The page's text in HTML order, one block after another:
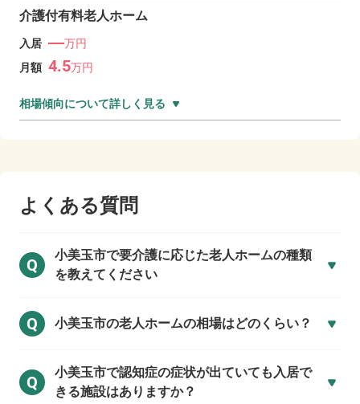
介護付有料老人ホーム
入居 ―万円
月額 4.5万円
相場傾向について詳しく見る
よくある質問
Q
小美玉市で要介護に応じた老人ホームの種類
を教えてください
Q 小美玉市の老人ホームの相場はどのくらい？
Q
小美玉市で認知症の症状が出ていても入居で
きる施設はありますか？